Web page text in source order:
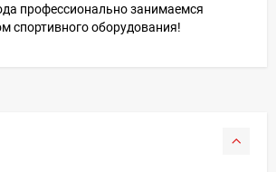
профессионально занимаемся
спортивного оборудования!